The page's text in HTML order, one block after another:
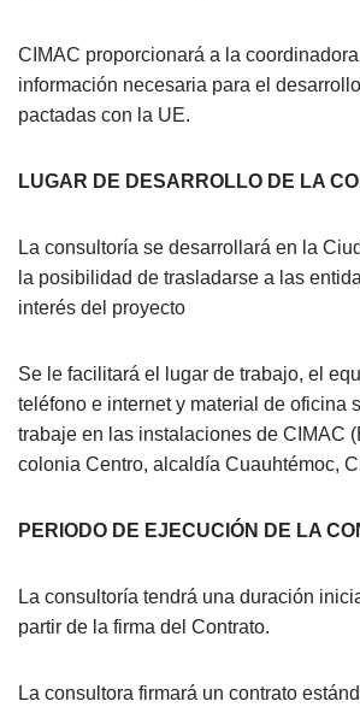
CIMAC proporcionará a la
información necesaria para el
pactadas con la UE.
LUGAR DE DESARROLLO DE LA
La consultoría se desarrollará en la
la posibilidad de trasladarse a las
interés del proyecto
Se le facilitará el lugar de trabajo, el
teléfono e internet y material de oficina
trabaje en las instalaciones de CIMAC
colonia Centro, alcaldía Cuauhtémoc,
PERIODO DE EJECUCIÓN DE LA
La consultoría tendrá una duración
partir de la firma del Contrato.
La consultora firmará un contrato